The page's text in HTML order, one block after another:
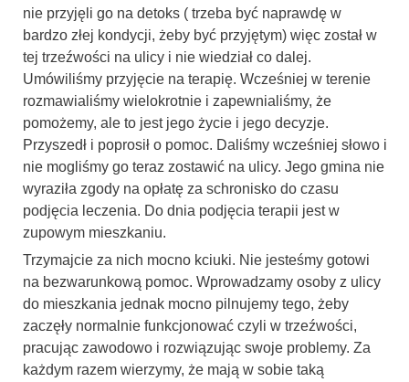
nie przyjęli go na detoks ( trzeba być naprawdę w
bardzo złej kondycji, żeby być przyjętym) więc został w
tej trzeźwości na ulicy i nie wiedział co dalej.
Umówiliśmy przyjęcie na terapię. Wcześniej w terenie
rozmawialiśmy wielokrotnie i zapewnialiśmy, że
pomożemy, ale to jest jego życie i jego decyzje.
Przyszedł i poprosił o pomoc. Daliśmy wcześniej słowo i
nie mogliśmy go teraz zostawić na ulicy. Jego gmina nie
wyraziła zgody na opłatę za schronisko do czasu
podjęcia leczenia. Do dnia podjęcia terapii jest w
zupowym mieszkaniu.
Trzymajcie za nich mocno kciuki. Nie jesteśmy gotowi
na bezwarunkową pomoc. Wprowadzamy osoby z ulicy
do mieszkania jednak mocno pilnujemy tego, żeby
zaczęły normalnie funkcjonować czyli w trzeźwości,
pracując zawodowo i rozwiązując swoje problemy. Za
każdym razem wierzymy, że mają w sobie taką